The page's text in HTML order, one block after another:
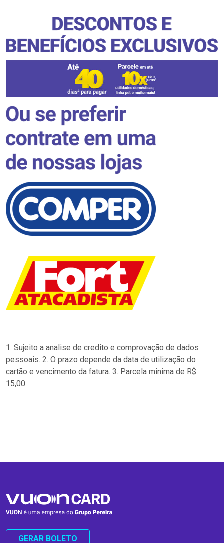
1. Sujeito a analise de credito e comprovação de dados
pessoais. 2. O prazo depende da data de utilização do
cartão e vencimento da fatura. 3. Parcela minima de R$
15,00.
GERAR BOLETO